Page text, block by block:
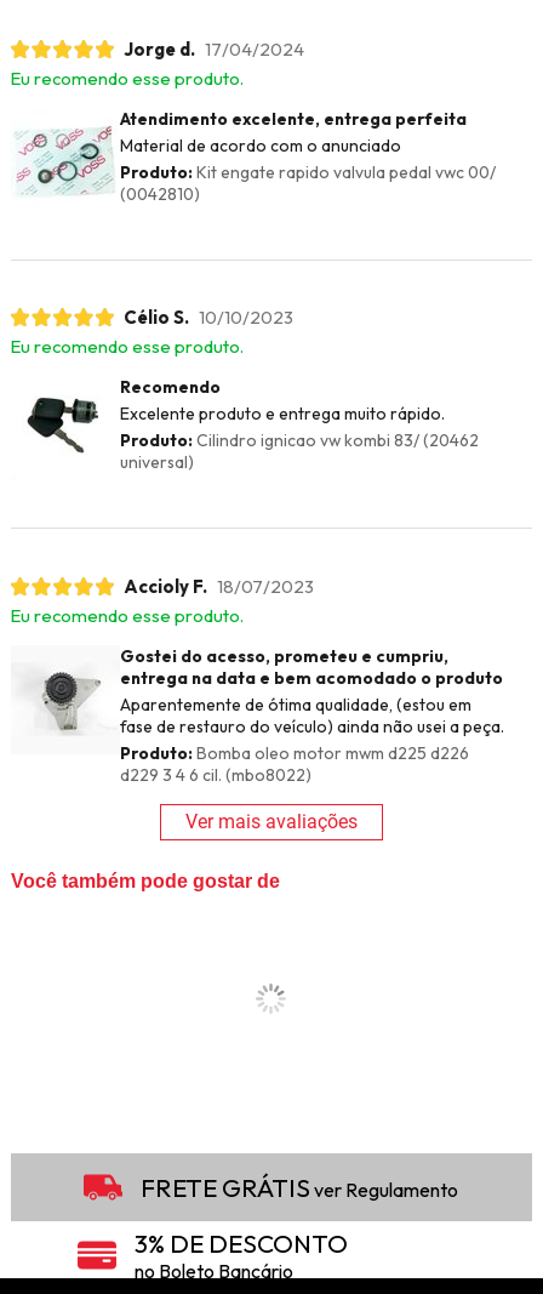
Jorge d. 17/04/2024
Eu recomendo esse produto.
Atendimento excelente, entrega perfeita
Material de acordo com o anunciado
Produto:Kit engate rapido valvula pedal vwc 00/
(0042810)
Célio S. 10/10/2023
Eu recomendo esse produto.
Recomendo
Excelente produto e entrega muito rápido.
Produto:Cilindro ignicao vw kombi 83/ (20462
universal)
Accioly F. 18/07/2023
Eu recomendo esse produto.
Gostei do acesso, prometeu e cumpriu,
entrega na data e bem acomodado o produto
Aparentemente de ótima qualidade, (estou em
fase de restauro do veículo) ainda não usei a peça.
Produto:Bomba oleo motor mwm d225 d226
d229 3 4 6 cil. (mbo8022)
Ver mais avaliações
Você também pode gostar de
FRETE GRÁTIS ver Regulamento
3% DE DESCONTO
no Boleto Bancário